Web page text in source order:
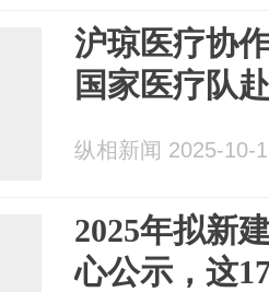
沪琼医疗协
国家医疗队
纵相新闻 2025-10-
2025年拟新
心公示，这